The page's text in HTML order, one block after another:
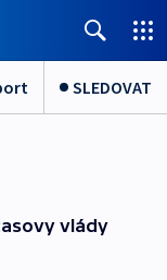
SLEDOVAT
vlády